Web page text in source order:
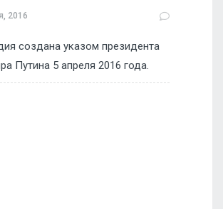
2016
создана указом президента
Путина 5 апреля 2016 года.